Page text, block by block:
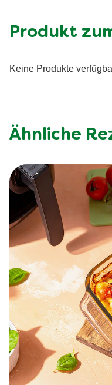
Produkt
Keine Produkte
Ähnliche